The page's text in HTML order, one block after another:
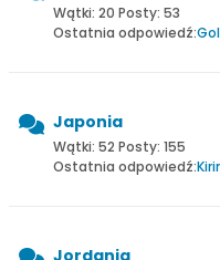
Wątki: 20 Posty: 53
Ostatnia odpowiedź:
Japonia
Wątki: 52 Posty: 155
Ostatnia odpowiedź:
Jordania